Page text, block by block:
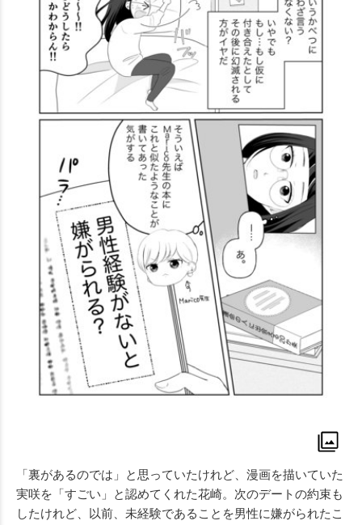
「裏があるのでは」と思っていたけれど、漫画を描いていた
実咲を「すごい」と認めてくれた花崎。次のデートの約束も
したけれど、以前、未経験であることを男性に嫌がられたこ